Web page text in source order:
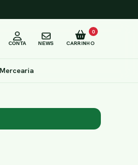
CONTA NEWS CARRINHO
0